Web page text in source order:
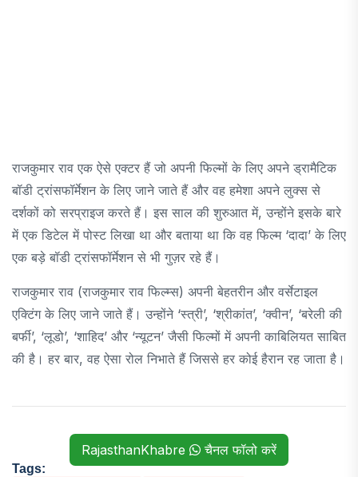
राजकुमार राव एक ऐसे एक्टर हैं जो अपनी फिल्मों के लिए अपने ड्रामैटिक
बॉडी ट्रांसफॉर्मेशन के लिए जाने जाते हैं और वह हमेशा अपने लुक्स से
दर्शकों को सरप्राइज करते हैं। इस साल की शुरुआत में, उन्होंने इसके बारे
में एक डिटेल में पोस्ट लिखा था और बताया था कि वह फिल्म ‘दादा’ के लिए
एक बड़े बॉडी ट्रांसफॉर्मेशन से भी गुज़र रहे हैं।
राजकुमार राव (राजकुमार राव फिल्म्स) अपनी बेहतरीन और वर्सेटाइल
एक्टिंग के लिए जाने जाते हैं। उन्होंने ‘स्त्री’, ‘श्रीकांत’, ‘क्वीन’, ‘बरेली की
बर्फी’, ‘लूडो’, ‘शाहिद’ और ‘न्यूटन’ जैसी फिल्मों में अपनी काबिलियत साबित
की है। हर बार, वह ऐसा रोल निभाते हैं जिससे हर कोई हैरान रह जाता है।
RajasthanKhabre चैनल फॉलो करें
Tags: